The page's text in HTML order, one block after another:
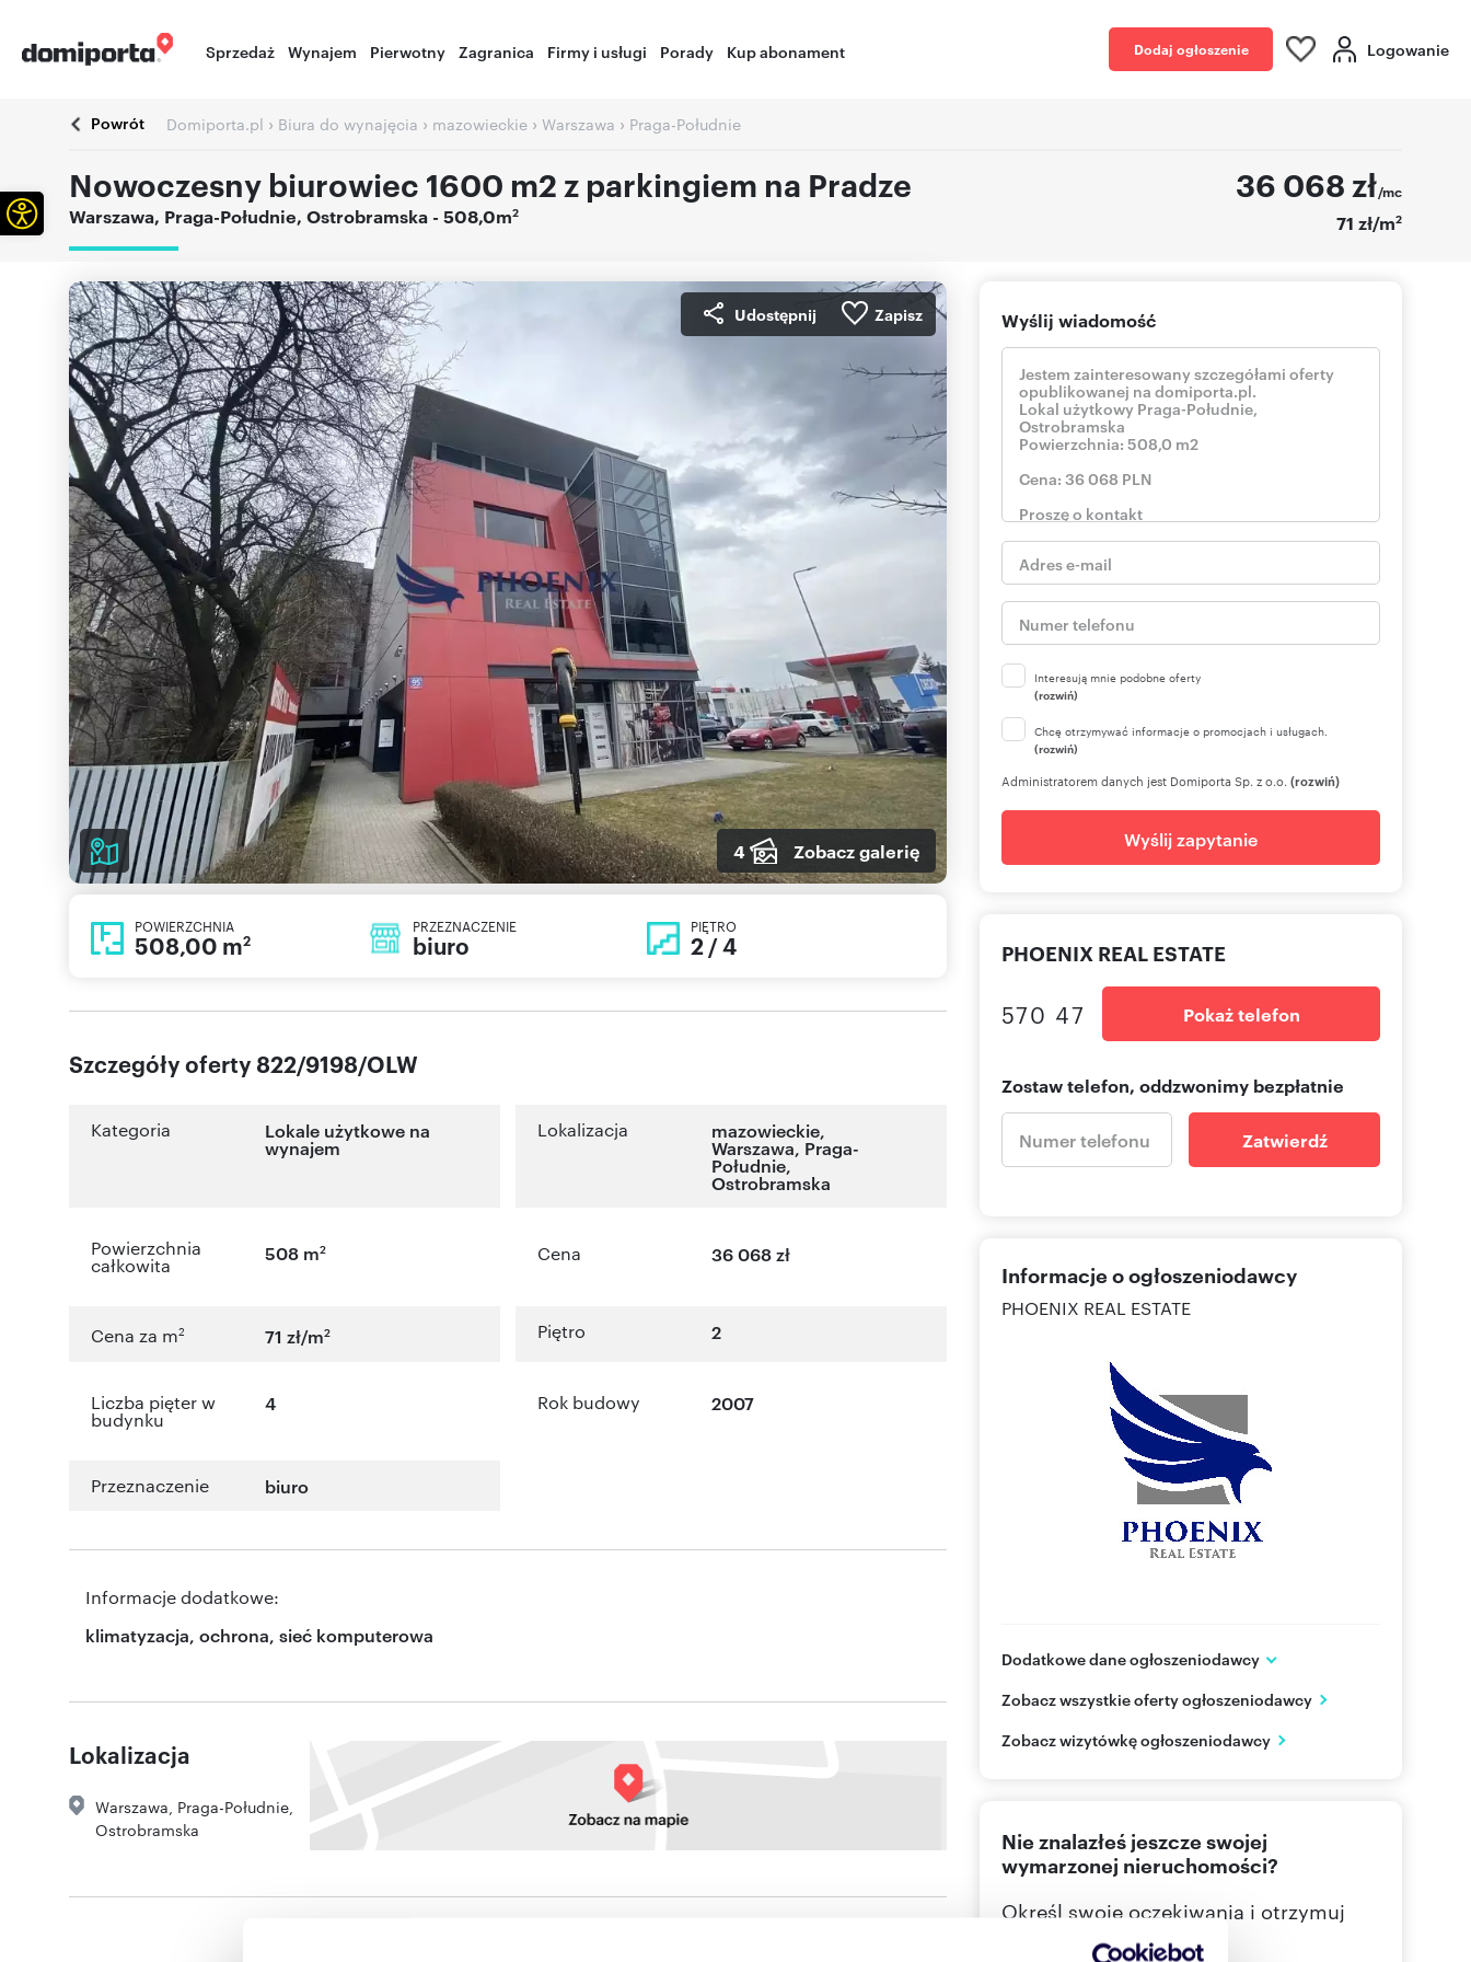
Sprzedaż Wynajem Pierwotny Zagranica Firmy i usługi Porady Kup abonament Dodaj ogłoszenie Logowanie
Powrót Domiporta.pl › Biura do wynajęcia › mazowieckie › Warszawa › Praga-Południe
Nowoczesny biurowiec 1600 m2 z parkingiem na Pradze
Warszawa, Praga-Południe, Ostrobramska - 508,0m2
36 068 zł/mc
71 zł/m2
Udostępnij Zapisz
4 Zobacz galerię
POWIERZCHNIA
508,00 m2
PRZEZNACZENIE
biuro
PIĘTRO
2 / 4
Szczegóły oferty 822/9198/OLW
Kategoria Lokale użytkowe na
wynajem
Lokalizacja mazowieckie,
Warszawa, Praga-
Południe,
Ostrobramska
Powierzchnia
całkowita
508 m2 Cena 36 068 zł
Cena za m2 71 zł/m2 Piętro 2
Liczba pięter w
budynku
4 Rok budowy 2007
Przeznaczenie biuro
Informacje dodatkowe:
klimatyzacja, ochrona, sieć komputerowa
Lokalizacja
Warszawa Praga-Południe
Ostrobramska
Wyślij wiadomość
Interesują mnie podobne oferty
(rozwiń)
Chcę otrzymywać informacje o promocjach i usługach.
(rozwiń)
Administratorem danych jest Domiporta Sp. z o.o. (rozwiń)
Wyślij zapytanie
PHOENIX REAL ESTATE
570 47 Pokaż telefon
Zostaw telefon, oddzwonimy bezpłatnie
Zatwierdź
Informacje o ogłoszeniodawcy
PHOENIX REAL ESTATE
Dodatkowe dane ogłoszeniodawcy
Warszawa
PL
Zobacz wszystkie oferty ogłoszeniodawcy
Zobacz wizytówkę ogłoszeniodawcy
Nie znalazłeś jeszcze swojej
wymarzonej nieruchomości?
Określ swoje oczekiwania i otrzymuj
Otwórz pasek narzędzi